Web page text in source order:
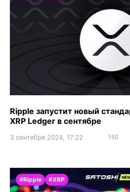
Ripple запустит новый
XRP Ledger в сентябре
3 сентября 2024, 17:22 150
#Ripple #XRP